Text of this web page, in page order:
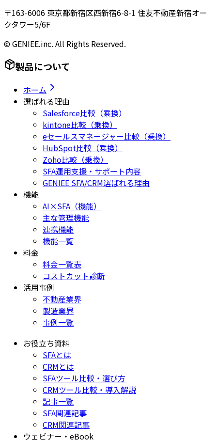
〒163-6006 東京都新宿区西新宿6-8-1 住友不動産新宿オー
クタワー5/6F
© GENIEE.inc. All Rights Reserved.
製品について
ホーム
選ばれる理由
Salesforce比較（乗換）
kintone比較（乗換）
eセールスマネージャー比較（乗換）
HubSpot比較（乗換）
Zoho比較（乗換）
SFA運用支援・サポート内容
GENIEE SFA/CRM選ばれる理由
機能
AI×SFA（機能）
主な管理機能
連携機能
機能一覧
料金
料金一覧表
コストカット診断
活用事例
不動産業界
製造業界
事例一覧
お役立ち資料
SFAとは
CRMとは
SFAツール比較・選び方
CRMツール比較・導入解説
記事一覧
SFA関連記事
CRM関連記事
ウェビナー・eBook